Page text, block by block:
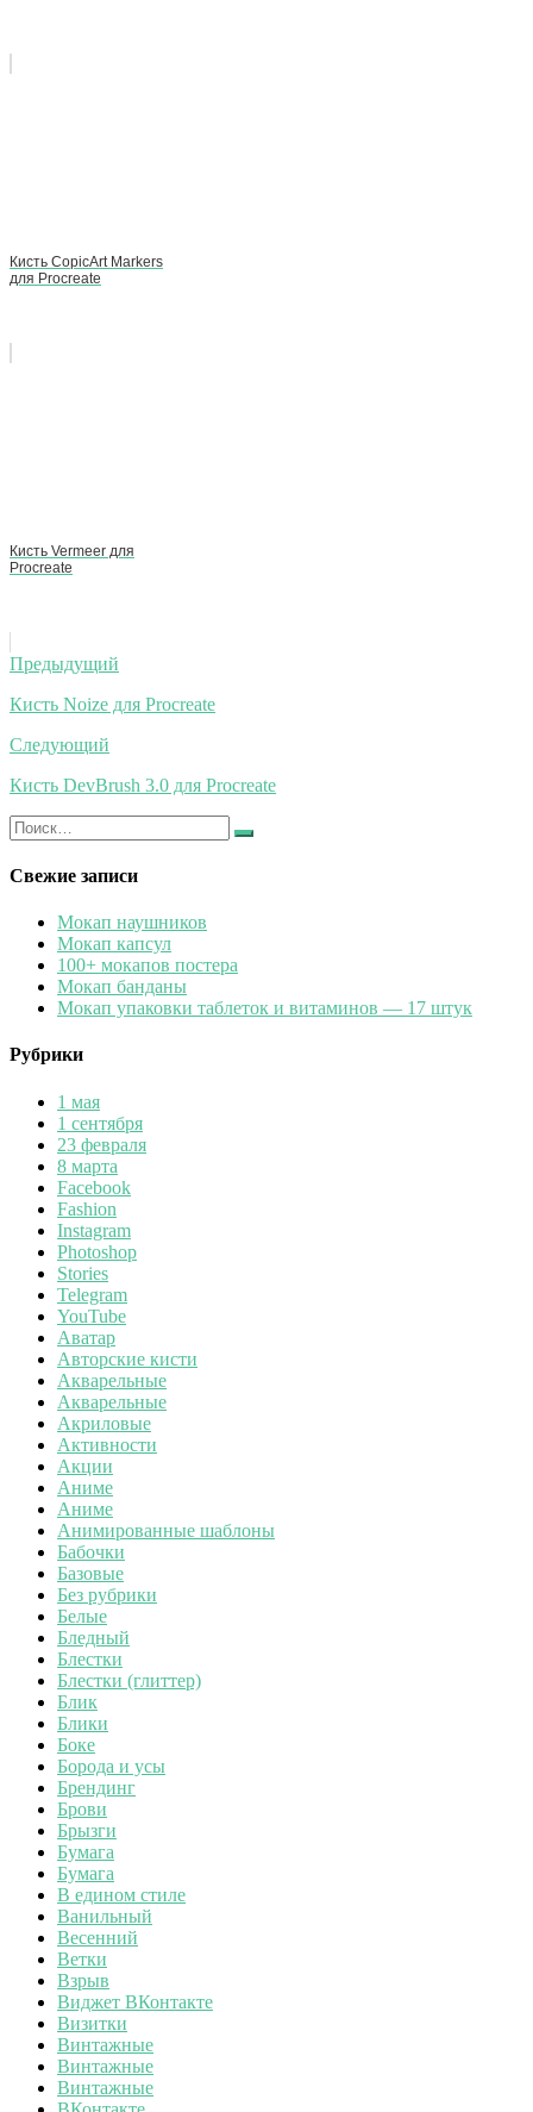
Кисть CopicArt Markers
для Procreate
Кисть Vermeer для
Procreate
Навигация
по
записям
Предыдущий
Кисть Noize для Procreate
Следующий
Кисть DevBrush 3.0 для Procreate
Искать:
Найти
Свежие записи
Мокап наушников
Мокап капсул
100+ мокапов постера
Мокап банданы
Мокап упаковки таблеток и витаминов — 17 штук
Рубрики
1 мая
1 сентября
23 февраля
8 марта
Facebook
Fashion
Instagram
Photoshop
Stories
Telegram
YouTube
Аватар
Авторские кисти
Акварельные
Акварельные
Акриловые
Активности
Акции
Аниме
Аниме
Анимированные шаблоны
Бабочки
Базовые
Без рубрики
Белые
Бледный
Блестки
Блестки (глиттер)
Блик
Блики
Боке
Борода и усы
Брендинг
Брови
Брызги
Бумага
Бумага
В едином стиле
Ванильный
Весенний
Ветки
Взрыв
Виджет ВКонтакте
Визитки
Винтажные
Винтажные
Винтажные